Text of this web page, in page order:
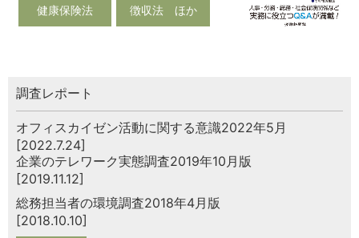
健康保険法 徴収法 ほか
調査レポート
オフィスカイゼン活動に関する意識2022年5月
[2022.7.24]
企業のテレワーク実態調査2019年10月版
[2019.11.12]
総務担当者の環境調査2018年4月版
[2018.10.10]